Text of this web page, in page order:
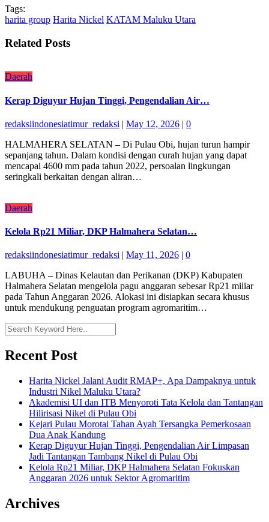
Tags:
harita group Harita Nickel KATAM Maluku Utara
Related Posts
Daerah
Kerap Diguyur Hujan Tinggi, Pengendalian Air…
redaksiindonesiatimur_redaksi | May 12, 2026 | 0
HALMAHERA SELATAN – Di Pulau Obi, hujan turun hampir
sepanjang tahun. Dalam kondisi dengan curah hujan yang dapat
mencapai 4600 mm pada tahun 2022, persoalan lingkungan
seringkali berkaitan dengan aliran…
Daerah
Kelola Rp21 Miliar, DKP Halmahera Selatan…
redaksiindonesiatimur_redaksi | May 11, 2026 | 0
LABUHA – Dinas Kelautan dan Perikanan (DKP) Kabupaten
Halmahera Selatan mengelola pagu anggaran sebesar Rp21 miliar
pada Tahun Anggaran 2026. Alokasi ini disiapkan secara khusus
untuk mendukung penguatan program agromaritim…
Recent Post
Harita Nickel Jalani Audit RMAP+, Apa Dampaknya untuk
Industri Nikel Maluku Utara?
Akademisi UI dan ITB Menyoroti Tata Kelola dan Tantangan
Hilirisasi Nikel di Pulau Obi
Kejari Pulau Morotai Tahan Ayah Tersangka Pemerkosaan
Dua Anak Kandung
Kerap Diguyur Hujan Tinggi, Pengendalian Air Limpasan
Jadi Tantangan Tambang Nikel di Pulau Obi
Kelola Rp21 Miliar, DKP Halmahera Selatan Fokuskan
Anggaran 2026 untuk Sektor Agromaritim
Archives